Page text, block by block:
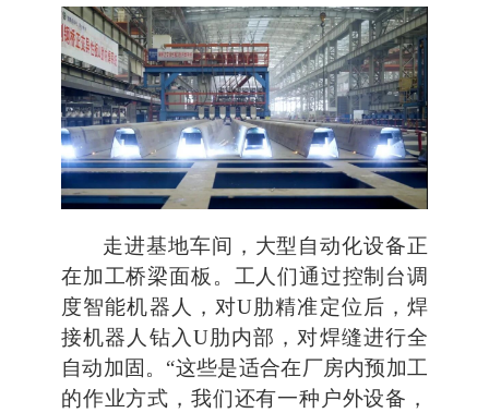
走进基地车间，大型自动化设备正
在加工桥梁面板。工人们通过控制台调
度智能机器人，对U肋精准定位后，焊
接机器人钻入U肋内部，对焊缝进行全
自动加固。“这些是适合在厂房内预加工
的作业方式，我们还有一种户外设备，